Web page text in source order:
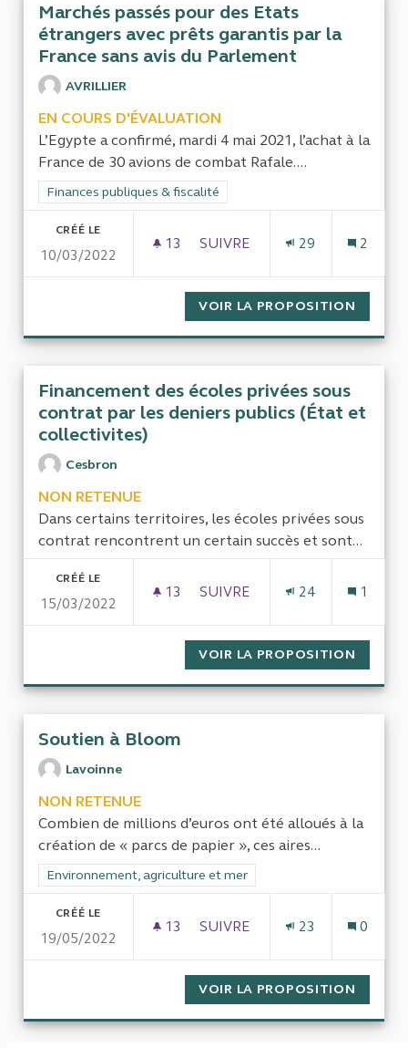
Marchés passés pour des Etats
étrangers avec prêts garantis par la
France sans avis du Parlement
AVRILLIER
EN COURS D'ÉVALUATION
L’Egypte a confirmé, mardi 4 mai 2021, l’achat à la
France de 30 avions de combat Rafale....
Filtrer les résultats de la catégorie : Finances publiques &
Finances publiques & fiscalité
CRÉÉ LE
10/03/2022
13 13 ABONNÉS
SUIVRE
29 2
VOIR LA PROPOSITION
Financement des écoles privées sous
contrat par les deniers publics (État et
collectivites)
Cesbron
NON RETENUE
Dans certains territoires, les écoles privées sous
contrat rencontrent un certain succès et sont...
CRÉÉ LE
15/03/2022
13 13 ABONNÉS
SUIVRE
24 1
VOIR LA PROPOSITION
Soutien à Bloom
Lavoinne
NON RETENUE
Combien de millions d’euros ont été alloués à la
création de « parcs de papier », ces aires...
Filtrer les résultats de la catégorie : Environnement,
Environnement, agriculture et mer
CRÉÉ LE
19/05/2022
13 13 ABONNÉS
SUIVRE
23 0
VOIR LA PROPOSITION